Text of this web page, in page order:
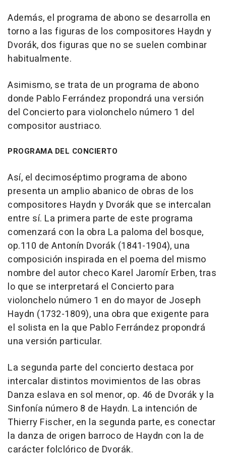
Además, el programa de abono se desarrolla en
torno a las figuras de los compositores Haydn y
Dvorák, dos figuras que no se suelen combinar
habitualmente.
Asimismo, se trata de un programa de abono
donde Pablo Ferrández propondrá una versión
del Concierto para violonchelo número 1 del
compositor austriaco.
PROGRAMA DEL CONCIERTO
Así, el decimoséptimo programa de abono
presenta un amplio abanico de obras de los
compositores Haydn y Dvorák que se intercalan
entre sí. La primera parte de este programa
comenzará con la obra La paloma del bosque,
op.110 de Antonín Dvorák (1841-1904), una
composición inspirada en el poema del mismo
nombre del autor checo Karel Jaromír Erben, tras
lo que se interpretará el Concierto para
violonchelo número 1 en do mayor de Joseph
Haydn (1732-1809), una obra que exigente para
el solista en la que Pablo Ferrández propondrá
una versión particular.
La segunda parte del concierto destaca por
intercalar distintos movimientos de las obras
Danza eslava en sol menor, op. 46 de Dvorák y la
Sinfonía número 8 de Haydn. La intención de
Thierry Fischer, en la segunda parte, es conectar
la danza de origen barroco de Haydn con la de
carácter folclórico de Dvorák.